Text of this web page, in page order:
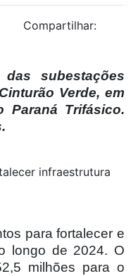
Compartilhar:
subestações
Verde, em
Paraná Trifásico.
infraestrutura
para fortalecer e
longo de 2024. O
milhões para o